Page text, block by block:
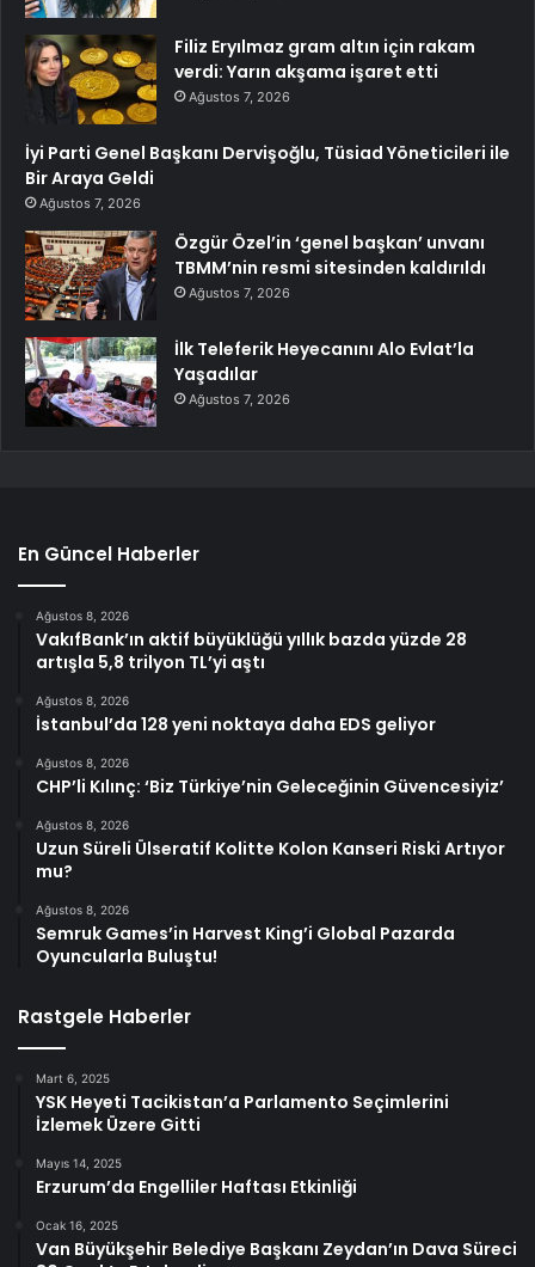
Filiz Eryılmaz gram altın için rakam
verdi: Yarın akşama işaret etti
Ağustos 7, 2026
İyi Parti Genel Başkanı Dervişoğlu, Tüsiad Yöneticileri ile
Bir Araya Geldi
Ağustos 7, 2026
Özgür Özel’in ‘genel başkan’ unvanı
TBMM’nin resmi sitesinden kaldırıldı
Ağustos 7, 2026
İlk Teleferik Heyecanını Alo Evlat’la
Yaşadılar
Ağustos 7, 2026
En Güncel Haberler
Ağustos 8, 2026
VakıfBank’ın aktif büyüklüğü yıllık bazda yüzde 28
artışla 5,8 trilyon TL’yi aştı
Ağustos 8, 2026
İstanbul’da 128 yeni noktaya daha EDS geliyor
Ağustos 8, 2026
CHP’li Kılınç: ‘Biz Türkiye’nin Geleceğinin Güvencesiyiz’
Ağustos 8, 2026
Uzun Süreli Ülseratif Kolitte Kolon Kanseri Riski Artıyor
mu?
Ağustos 8, 2026
Semruk Games’in Harvest King’i Global Pazarda
Oyuncularla Buluştu!
Rastgele Haberler
Mart 6, 2025
YSK Heyeti Tacikistan’a Parlamento Seçimlerini
İzlemek Üzere Gitti
Mayıs 14, 2025
Erzurum’da Engelliler Haftası Etkinliği
Ocak 16, 2025
Van Büyükşehir Belediye Başkanı Zeydan’ın Dava Süreci